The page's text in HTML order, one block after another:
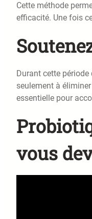
Cette méthode
efficacité. Une fois
Durant cette période
seulement à
essentielle pour
vous